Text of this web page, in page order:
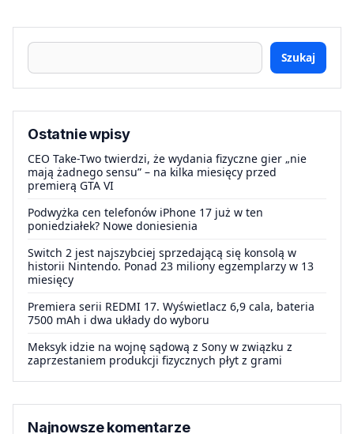
Szukaj
Ostatnie wpisy
CEO Take-Two twierdzi, że wydania fizyczne gier „nie
mają żadnego sensu” – na kilka miesięcy przed
premierą GTA VI
Podwyżka cen telefonów iPhone 17 już w ten
poniedziałek? Nowe doniesienia
Switch 2 jest najszybciej sprzedającą się konsolą w
historii Nintendo. Ponad 23 miliony egzemplarzy w 13
miesięcy
Premiera serii REDMI 17. Wyświetlacz 6,9 cala, bateria
7500 mAh i dwa układy do wyboru
Meksyk idzie na wojnę sądową z Sony w związku z
zaprzestaniem produkcji fizycznych płyt z grami
Najnowsze komentarze